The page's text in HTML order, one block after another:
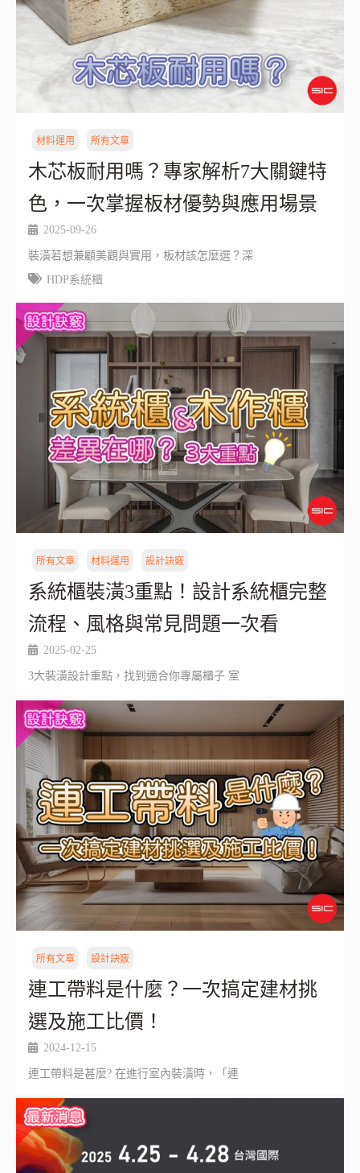
材料運用 所有文章
木芯板耐用嗎？專家解析7大關鍵特
色，一次掌握板材優勢與應用場景
2025-09-26
裝潢若想兼顧美觀與實用，板材該怎麼選？深
HDP系統櫃
所有文章 材料運用 設計訣竅
系統櫃裝潢3重點！設計系統櫃完整
流程、風格與常見問題一次看
2025-02-25
3大裝潢設計重點，找到適合你專屬櫃子 室
所有文章 設計訣竅
連工帶料是什麼？一次搞定建材挑
選及施工比價！
2024-12-15
連工帶料是甚麼? 在進行室內裝潢時，「連